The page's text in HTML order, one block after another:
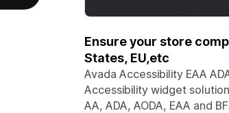
Ensure your store
States, EU,etc
Avada Accessibility EAA
Accessibility widget
AA, ADA, AODA, EAA and